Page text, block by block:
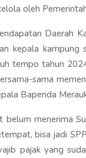
oleh
Daerah
kepala
tempo tahun
sama
Bapenda
belum menerima
bisa jadi
pajak yang